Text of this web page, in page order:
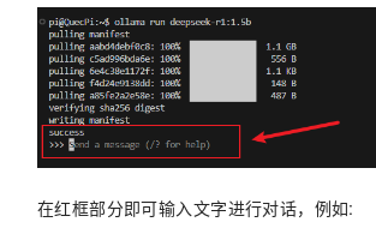
在红框部分即可输入文字进行对话，例如: